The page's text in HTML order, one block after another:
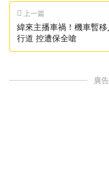
上一篇
緯來主播車禍！機車暫移
行道 控遭保全嗆
廣